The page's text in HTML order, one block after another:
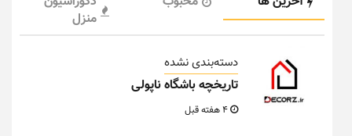
منزل
دسته‌بندی نشده
تاریخچه باشگاه ناپولی